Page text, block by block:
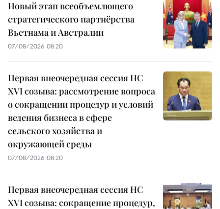
Новый этап всеобъемлющего
стратегического партнёрства
Вьетнама и Австралии
07/08/2026 08:20
Первая внеочередная сессия НС
XVI созыва: рассмотрение вопроса
о сокращении процедур и условий
ведения бизнеса в сфере
сельского хозяйства и
окружающей среды
07/08/2026 08:20
Первая внеочередная сессия НС
XVI созыва: сокращение процедур,